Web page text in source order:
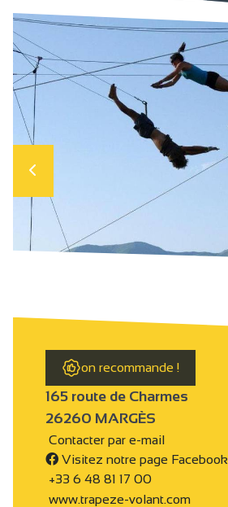
on recommande !
165 route de Charmes
26260 MARGÈS
Contacter par e-mail
Visitez notre page Facebook
+33 6 48 81 17 00
www.trapeze-volant.com